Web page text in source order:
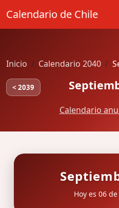
Calendario de Chile
Inicio Calendario 2040
< 2039
Calendario
Hoy es 06